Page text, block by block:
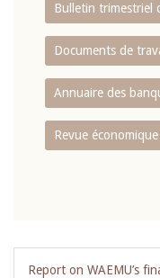
Bulletin trimestriel
Documents de
Annuaire des
Revue
Report on WAEMU’s